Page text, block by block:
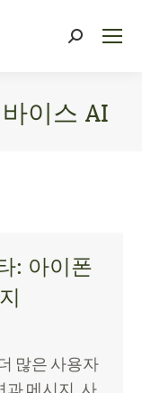
이스 AI
: 아이폰
많은 사용자
과 메시지, 사